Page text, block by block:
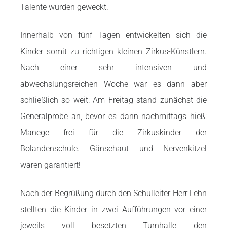
Talente wurden geweckt.
Innerhalb von fünf Tagen entwickelten sich die
Kinder somit zu richtigen kleinen Zirkus-Künstlern.
Nach einer sehr intensiven und
abwechslungsreichen Woche war es dann aber
schließlich so weit: Am Freitag stand zunächst die
Generalprobe an, bevor es dann nachmittags hieß:
Manege frei für die Zirkuskinder der
Bolandenschule. Gänsehaut und Nervenkitzel
waren garantiert!
Nach der Begrüßung durch den Schulleiter Herr Lehn
stellten die Kinder in zwei Aufführungen vor einer
jeweils voll besetzten Turnhalle den